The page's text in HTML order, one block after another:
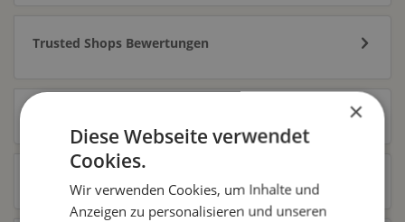
Trusted Shops Bewertungen
Ähnliche Artikel
×
Diese Webseite verwendet
Cookies.
Wir verwenden Cookies, um Inhalte und
Anzeigen zu personalisieren und unseren